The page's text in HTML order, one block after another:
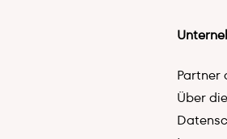
Partner
Über